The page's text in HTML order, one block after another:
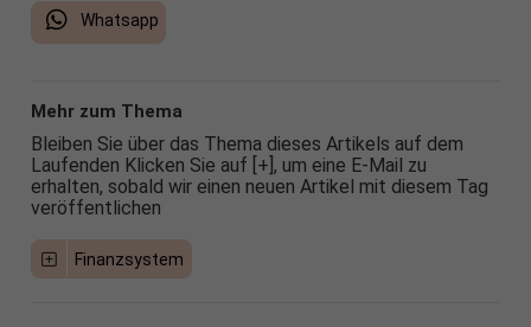
Whatsapp
Mehr zum Thema
Bleiben Sie über das Thema dieses Artikels auf dem
Laufenden Klicken Sie auf [+], um eine E-Mail zu
erhalten, sobald wir einen neuen Artikel mit diesem Tag
veröffentlichen
Finanzsystem